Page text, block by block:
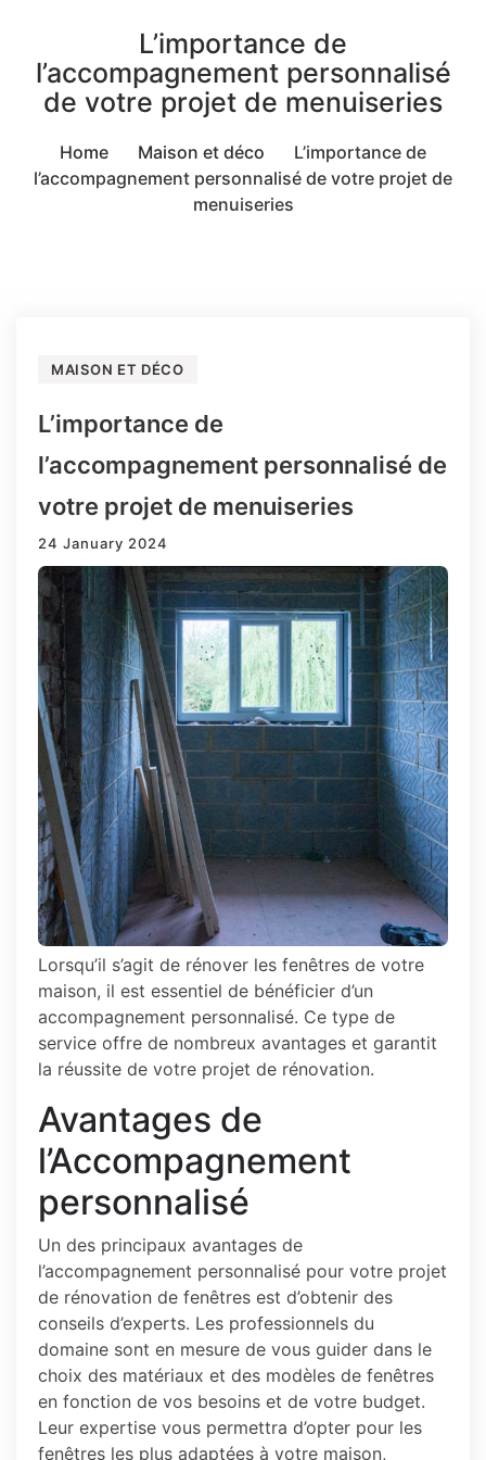
L’importance de
l’accompagnement personnalisé
de votre projet de menuiseries
Home Maison et déco
L’importance de
l’accompagnement personnalisé de votre projet de
menuiseries
MAISON ET DÉCO
L’importance de
l’accompagnement personnalisé de
votre projet de menuiseries
24 January 2024
Lorsqu’il s’agit de rénover les fenêtres de votre
maison, il est essentiel de bénéficier d’un
accompagnement personnalisé. Ce type de
service offre de nombreux avantages et garantit
la réussite de votre projet de rénovation.
Avantages de
l’Accompagnement
personnalisé
Un des principaux avantages de
l’accompagnement personnalisé pour votre projet
de rénovation de fenêtres est d’obtenir des
conseils d’experts. Les professionnels du
domaine sont en mesure de vous guider dans le
choix des matériaux et des modèles de fenêtres
en fonction de vos besoins et de votre budget.
Leur expertise vous permettra d’opter pour les
fenêtres les plus adaptées à votre maison,